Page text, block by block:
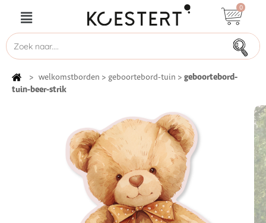
0
> welkomstborden > geboortebord-tuin > geboortebord-
tuin-beer-strik